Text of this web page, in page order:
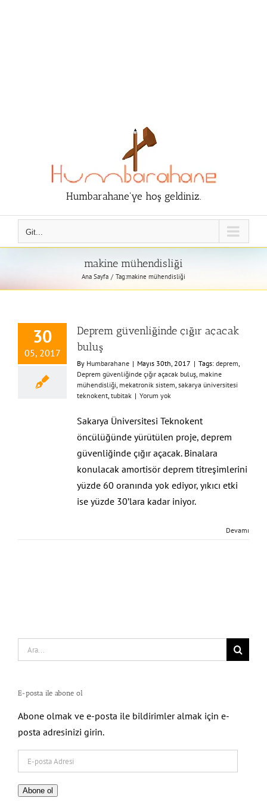
Humbarahane'ye hoş geldiniz.
Git...
makine mühendisliği
Ana Sayfa Tag:makine mühendisliği
30
05, 2017
Deprem güvenliğinde çığır açacak
buluş
By Humbarahane | Mayıs 30th, 2017 | Tags: deprem,
Deprem güvenliğinde çığır açacak buluş, makine
mühendisliği, mekatronik sistem, sakarya üniversitesi
teknokent, tubitak | Yorum yok
Sakarya Üniversitesi Teknokent
öncülüğünde yürütülen proje, deprem
güvenliğinde çığır açacak. Binalara
konulacak amortisör deprem titreşimlerini
yüzde 60 oranında yok ediyor, yıkıcı etki
ise yüzde 30’lara kadar iniyor.
Devamı
Search
for:
E-posta ile abone ol
Abone olmak ve e-posta ile bildirimler almak için e-
posta adresinizi girin.
posta
Adresi
Abone ol